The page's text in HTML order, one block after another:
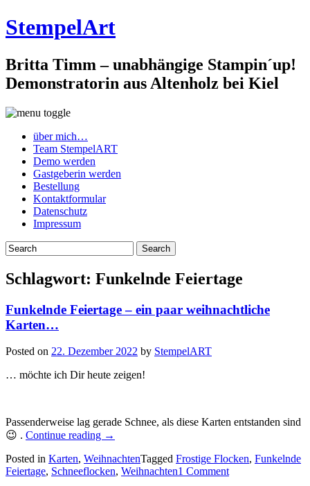
StempelArt
Britta Timm – unabhängige Stampin´up!
Demonstratorin aus Altenholz bei Kiel
über mich…
Team StempelART
Demo werden
Gastgeberin werden
Bestellung
Kontaktformular
Datenschutz
Impressum
Schlagwort: Funkelnde Feiertage
Funkelnde Feiertage – ein paar weihnachtliche
Karten…
Posted on 22. Dezember 2022 by StempelART
… möchte ich Dir heute zeigen!
Passenderweise lag gerade Schnee, als diese Karten entstanden sind
😉 . Continue reading
„Funkelnde
–
ein
→
Posted in Karten, WeihnachtenTagged Frostige Flocken, Funkelnde
Feiertage, Schneeflocken, Weihnachten1 Comment